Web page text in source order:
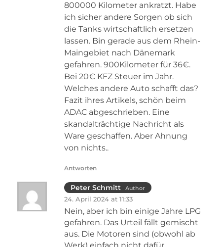
800000 Kilometer ankratzt. Habe
ich sicher andere Sorgen ob sich
die Tanks wirtschaftlich ersetzen
lassen. Bin gerade aus dem Rhein-
Maingebiet nach Dänemark
gefahren. 900Kilometer für 36€.
Bei 20€ KFZ Steuer im Jahr.
Welches andere Auto schafft das?
Fazit ihres Artikels, schön beim
ADAC abgeschrieben. Eine
skandalträchtige Nachricht als
Ware geschaffen. Aber Ahnung
von nichts..
Antworten
Peter Schmitt Author
24. April 2024 at 11:33
Nein, aber ich bin einige Jahre LPG
gefahren. Das Urteil fällt gemischt
aus. Die Motoren sind (obwohl ab
Werk) einfach nicht dafür